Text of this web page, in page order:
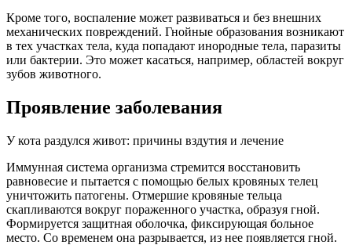
Кроме того, воспаление может развиваться и без внешних
механических повреждений. Гнойные образования возникают
в тех участках тела, куда попадают инородные тела, паразиты
или бактерии. Это может касаться, например, областей вокруг
зубов животного.
Проявление заболевания
У кота раздулся живот: причины вздутия и лечение
Иммунная система организма стремится восстановить
равновесие и пытается с помощью белых кровяных телец
уничтожить патогены. Отмершие кровяные тельца
скапливаются вокруг пораженного участка, образуя гной.
Формируется защитная оболочка, фиксирующая больное
место. Со временем она разрывается, из нее появляется гной.